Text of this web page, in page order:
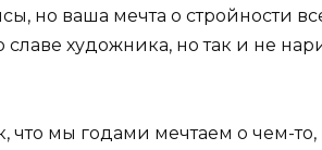
но ваша мечта о стройности
славе художника, но так и не
что мы годами мечтаем о чем-